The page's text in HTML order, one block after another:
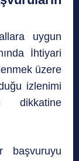
uygun
İhtiyari
üzere
izlenimi
dikkatine
başvuruyu